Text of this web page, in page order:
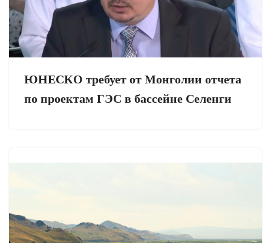
ЮНЕСКО требует от Монголии отчета
по проектам ГЭС в бассейне Селенги